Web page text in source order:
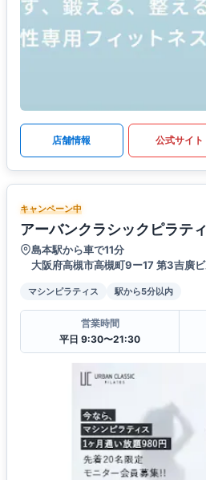
店舗情報 公式サイト
キャンペーン中
アーバンクラシックピラテ
島本駅から車で11分
大阪府高槻市高槻町9ー17 第3吉廣
マシンピラティス 駅から5分以内
営業時間
平日 9:30〜21:30